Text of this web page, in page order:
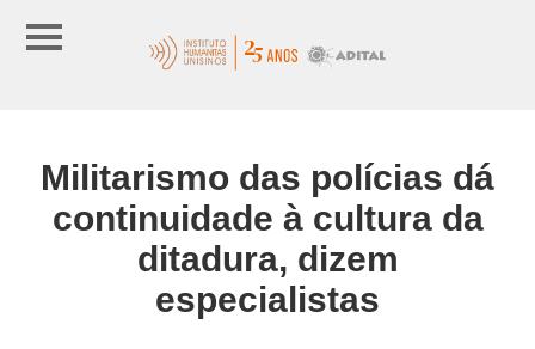
Militarismo das polícias dá
continuidade à cultura da
ditadura, dizem
especialistas